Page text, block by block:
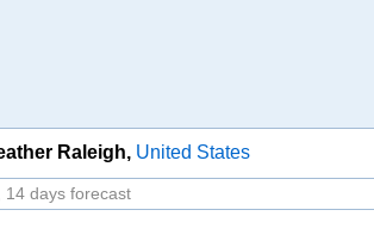
Raleigh United States
14 days forecast